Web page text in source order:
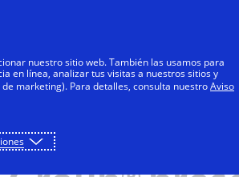
Innovadores
DE PRENSA
nuestro sitio web. También las usamos para
en línea, analizar tus visitas a nuestros sitios y
marketing). Para detalles, consulta nuestroAviso